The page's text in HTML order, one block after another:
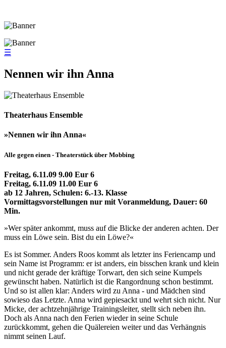
☰
Nennen wir ihn Anna
Theaterhaus Ensemble
»Nennen wir ihn Anna«
Alle gegen einen - Theaterstück über Mobbing
Freitag, 6.11.09 9.00 Eur 6
Freitag, 6.11.09 11.00 Eur 6
ab 12 Jahren, Schulen: 6.-13. Klasse
Vormittagsvorstellungen nur mit Voranmeldung, Dauer: 60
Min.
»Wer später ankommt, muss auf die Blicke der anderen achten. Der
muss ein Löwe sein. Bist du ein Löwe?«
Es ist Sommer. Anders Roos kommt als letzter ins Feriencamp und
sein Name ist Programm: er ist anders, ein bisschen krank und klein
und nicht gerade der kräftige Torwart, den sich seine Kumpels
gewünscht haben. Natürlich ist die Rangordnung schon bestimmt.
Und so ist allen klar: Anders wird zu Anna - und Mädchen sind
sowieso das Letzte. Anna wird gepiesackt und wehrt sich nicht. Nur
Micke, der achtzehnjährige Trainingsleiter, stellt sich neben ihn.
Doch als Anna nach den Ferien wieder in seine Schule
zurückkommt, gehen die Quälereien weiter und das Verhängnis
nimmt seinen Lauf.